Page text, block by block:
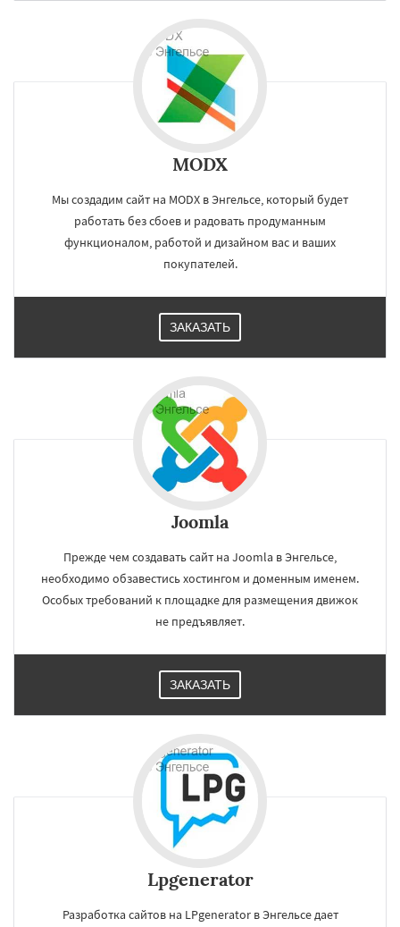
MODX
Мы создадим сайт на MODX в Энгельсе, который будет
работать без сбоев и радовать продуманным
функционалом, работой и дизайном вас и ваших
покупателей.
ЗАКАЗАТЬ
Joomla
Прежде чем создавать сайт на Joomla в Энгельсе,
необходимо обзавестись хостингом и доменным именем.
Особых требований к площадке для размещения движок
не предъявляет.
ЗАКАЗАТЬ
Lpgenerator
Разработка сайтов на LPgenerator в Энгельсе дает